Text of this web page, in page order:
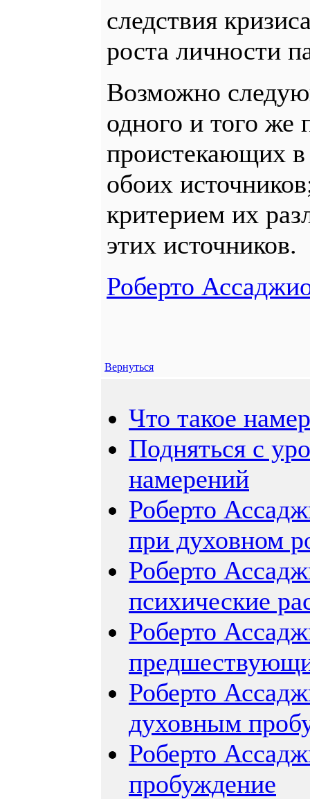
следствия
роста личности
Возможно
одного и того же
проистекающих
обоих
критерием их
этих источников.
Роберто
Вернуться
Что такое
Подняться с
намерений
Роберто
при духовном
Роберто
психические
Роберто
Роберто
духовным
Роберто
пробуждение